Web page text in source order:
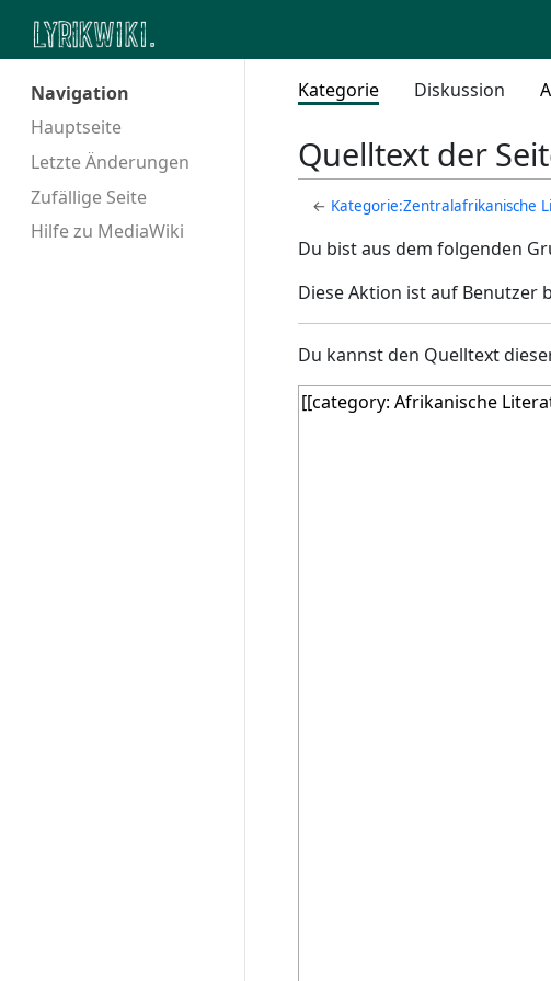
Navigation
Hauptseite
Letzte Änderungen
Zufällige Seite
Hilfe zu MediaWiki
Kategorie Diskussion
Quelltext der
← Kategorie:Zentralafrikanische
Du bist aus dem folgenden
Diese Aktion ist auf Benutzer
Du kannst den Quelltext